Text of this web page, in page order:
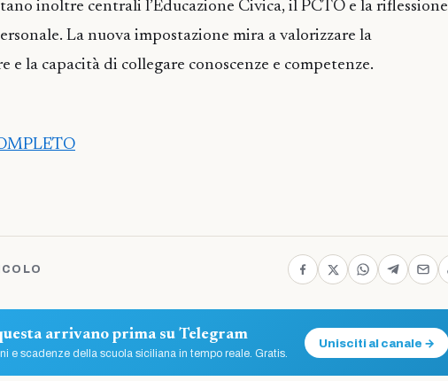
inoltre centrali l’Educazione Civica, il PCTO e la riflessione
La nuova impostazione mira a valorizzare la
e la capacità di collegare conoscenze e competenze.
arrivano prima su Telegram
e scadenze della scuola siciliana in tempo reale. Gratis.
Unisciti al canale →